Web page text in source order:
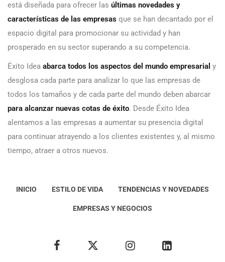
está diseñada para ofrecer las últimas novedades y
características de las empresas que se han decantado por el
espacio digital para promocionar su actividad y han
prosperado en su sector superando a su competencia.
Éxito Idea abarca todos los aspectos del mundo empresarial y
desglosa cada parte para analizar lo que las empresas de
todos los tamaños y de cada parte del mundo deben abarcar
para alcanzar nuevas cotas de éxito. Desde Éxito Idea
alentamos a las empresas a aumentar su presencia digital
para continuar atrayendo a los clientes existentes y, al mismo
tiempo, atraer a otros nuevos.
INICIO ESTILO DE VIDA TENDENCIAS Y NOVEDADES
EMPRESAS Y NEGOCIOS